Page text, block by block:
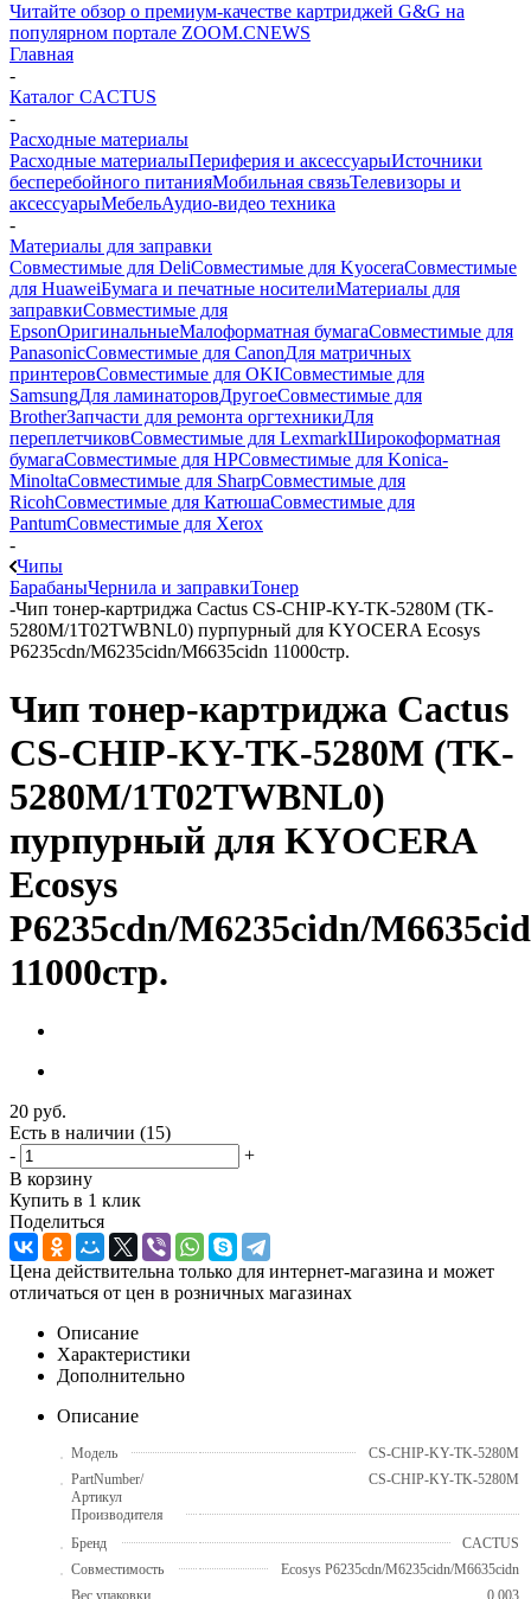
Читайте обзор о премиум-качестве картриджей G&G на
популярном портале ZOOM.CNEWS
Главная
-
Каталог CACTUS
-
Расходные материалы
Расходные материалыПериферия и аксессуарыИсточники
бесперебойного питанияМобильная связьТелевизоры и
аксессуарыМебельАудио-видео техника
-
Материалы для заправки
Совместимые для DeliСовместимые для KyoceraСовместимые
для HuaweiБумага и печатные носителиМатериалы для
заправкиСовместимые для
EpsonОригинальныеМалоформатная бумагаСовместимые для
PanasonicСовместимые для CanonДля матричных
принтеровСовместимые для OKIСовместимые для
SamsungДля ламинаторовДругоеСовместимые для
BrotherЗапчасти для ремонта оргтехникиДля
переплетчиковСовместимые для LexmarkШирокоформатная
бумагаСовместимые для HPСовместимые для Konica-
MinoltaСовместимые для SharpСовместимые для
RicohСовместимые для КатюшаСовместимые для
PantumСовместимые для Xerox
-
Чипы
БарабаныЧернила и заправкиТонер
-Чип тонер-картриджа Cactus CS-CHIP-KY-TK-5280M (TK-
5280M/1T02TWBNL0) пурпурный для KYOCERA Ecosys
P6235cdn/M6235cidn/M6635cidn 11000стр.
Чип тонер-картриджа Cactus
CS-CHIP-KY-TK-5280M (TK-
5280M/1T02TWBNL0)
пурпурный для KYOCERA
Ecosys
P6235cdn/M6235cidn/
11000стр.
20 руб.
Есть в наличии (15)
-
+
В корзину
Купить в 1 клик
Поделиться
Цена действительна только для интернет-магазина и может
отличаться от цен в розничных магазинах
Описание
Характеристики
Дополнительно
Описание
Модель
CS-CHIP-KY-TK-5280M
PartNumber/
Артикул
Производителя
CS-CHIP-KY-TK-5280M
Бренд
CACTUS
Совместимость
Ecosys P6235cdn/M6235cidn/M6635cidn
Вес упаковки
0.003